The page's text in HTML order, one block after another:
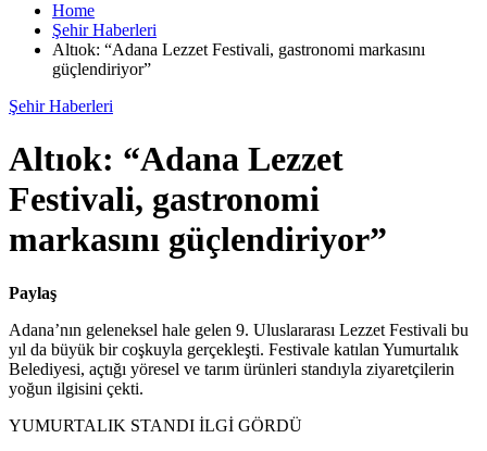
Home
Şehir Haberleri
Altıok: “Adana Lezzet Festivali, gastronomi markasını
güçlendiriyor”
Şehir Haberleri
Altıok: “Adana Lezzet
Festivali, gastronomi
markasını güçlendiriyor”
Paylaş
Adana’nın geleneksel hale gelen 9. Uluslararası Lezzet Festivali bu
yıl da büyük bir coşkuyla gerçekleşti. Festivale katılan Yumurtalık
Belediyesi, açtığı yöresel ve tarım ürünleri standıyla ziyaretçilerin
yoğun ilgisini çekti.
YUMURTALIK STANDI İLGİ GÖRDÜ